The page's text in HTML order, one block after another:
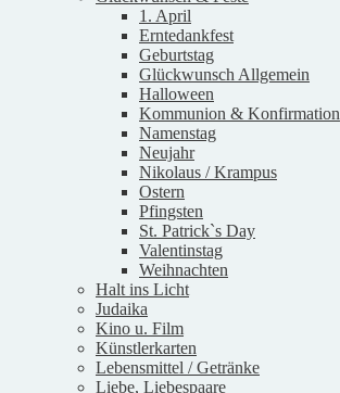
1. April
Erntedankfest
Geburtstag
Glückwunsch Allgemein
Halloween
Kommunion & Konfirmation
Namenstag
Neujahr
Nikolaus / Krampus
Ostern
Pfingsten
St. Patrick`s Day
Valentinstag
Weihnachten
Halt ins Licht
Judaika
Kino u. Film
Künstlerkarten
Lebensmittel / Getränke
Liebe, Liebespaare